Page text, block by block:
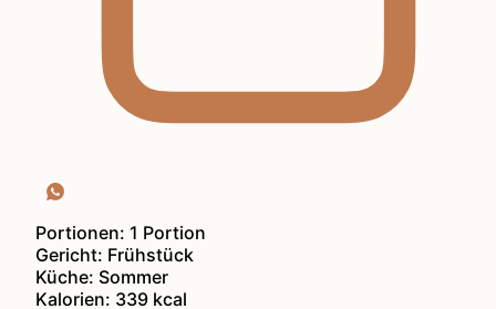
Portionen: 1 Portion
Gericht: Frühstück
Küche: Sommer
Kalorien: 339 kcal